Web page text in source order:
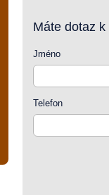
Máte dotaz
Jméno
Telefon